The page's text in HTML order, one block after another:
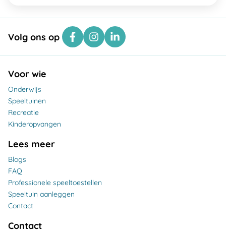
Volg ons op
Voor wie
Onderwijs
Speeltuinen
Recreatie
Kinderopvangen
Lees meer
Blogs
FAQ
Professionele speeltoestellen
Speeltuin aanleggen
Contact
Contact